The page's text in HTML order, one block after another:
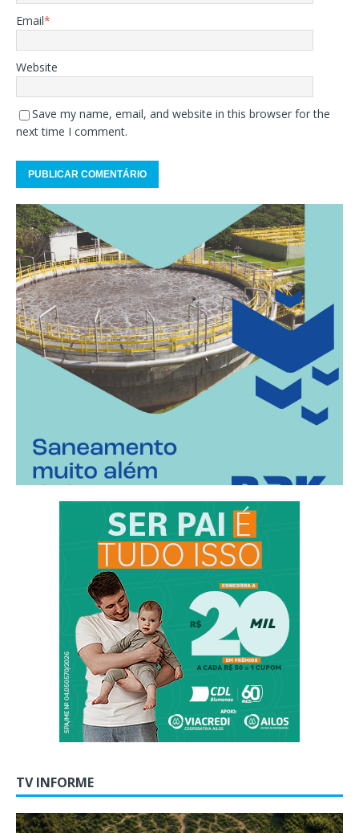
Email*
Website
Save my name, email, and website in this browser for the
next time I comment.
TV INFORME